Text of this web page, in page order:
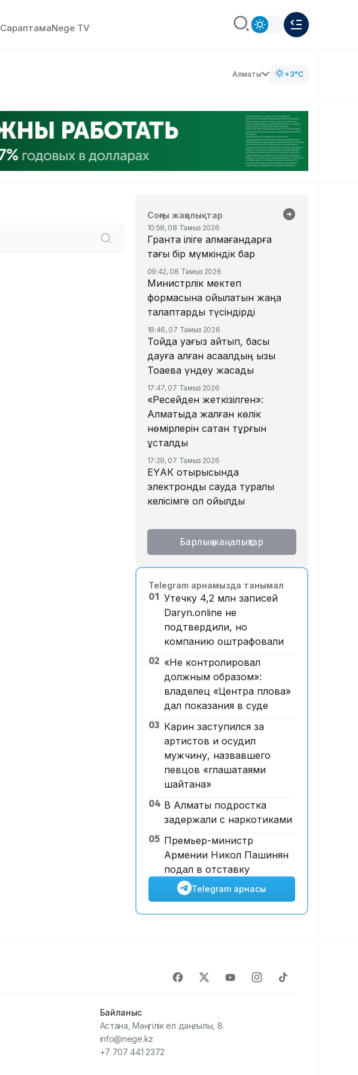
СараптамаNege TV
Алматы +3°C
Соңғы жаңалықтар
10:58, 08 Тамыз 2026
Грантқа іліге алмағандарға
тағы бір мүмкіндік бар
09:42, 08 Тамыз 2026
Министрлік мектеп
формасына қойылатын жаңа
талаптарды түсіндірді
18:46, 07 Тамыз 2026
Тойда уағыз айтып, басы
дауға қалған ақсақалдың қызы
Тоқаевқа үндеу жасады
17:47, 07 Тамыз 2026
«Ресейден жеткізілген»:
Алматыда жалған көлік
нөмірлерін сатқан тұрғын
ұсталды
17:29, 07 Тамыз 2026
ЕҮАК отырысында
электрондық сауда туралы
келісімге қол қойылды
Барлық жаңалықтар
Telegram арнамызда танымал
01 Утечку 4,2 млн записей
Daryn.online не
подтвердили, но
компанию оштрафовали
02 «Не контролировал
должным образом»:
владелец «Центра плова»
дал показания в суде
03 Карин заступился за
артистов и осудил
мужчину, назвавшего
певцов «глашатаями
шайтана»
04 В Алматы подростка
задержали с наркотиками
05 Премьер-министр
Армении Никол Пашинян
подал в отставку
Telegram арнасы
Байланыс
Астана, Мәңгілік ел даңғылы, 8.
info@nege.kz
+7 707 441 2372